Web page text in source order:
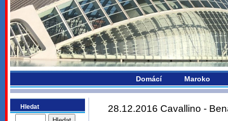
Domácí Maroko
Hledat 28.12.2016 Cavallino -